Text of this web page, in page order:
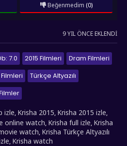
Beğenmedim (0)
9 YIL ÖNCE EKLENDI
7.0 2015 Filmleri
Dram Filmleri
Türkçe Altyazılı
izle, Krisha 2015, Krisha 2015 izle,
online watch, Krisha full izle, Krisha
watch, Krisha Türkçe Altyazılı
, Krisha watch